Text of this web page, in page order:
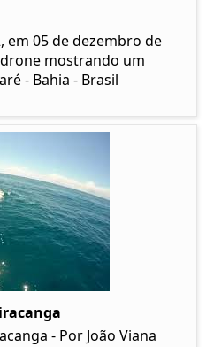
em 05 de dezembro de
mostrando um
- Bahia - Brasil
- Por João Viana